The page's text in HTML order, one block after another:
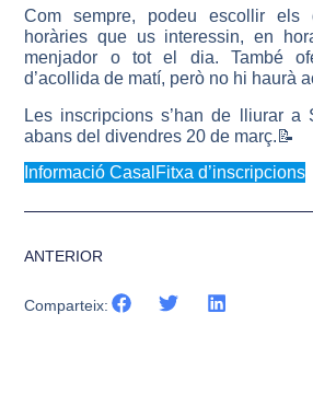
Com sempre, podeu escollir
horàries que us interessin, en
menjador o tot el dia. També
d’acollida de matí, però no hi haurà
Les inscripcions s’han de lliurar a
abans del divendres 20 de març.📝
Informació Casal Fitxa d’inscripcions
ANTERIOR
Comparteix: